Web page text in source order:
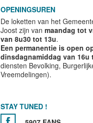
OPENINGSUREN
De loketten van het
Joost zijn vanmaandag tot
van 8u30 tot 13u.
Een permanentie is open
dinsdagnamiddag van 16u
diensten Bevolking,
Vreemdelingen).
STAY TUNED !